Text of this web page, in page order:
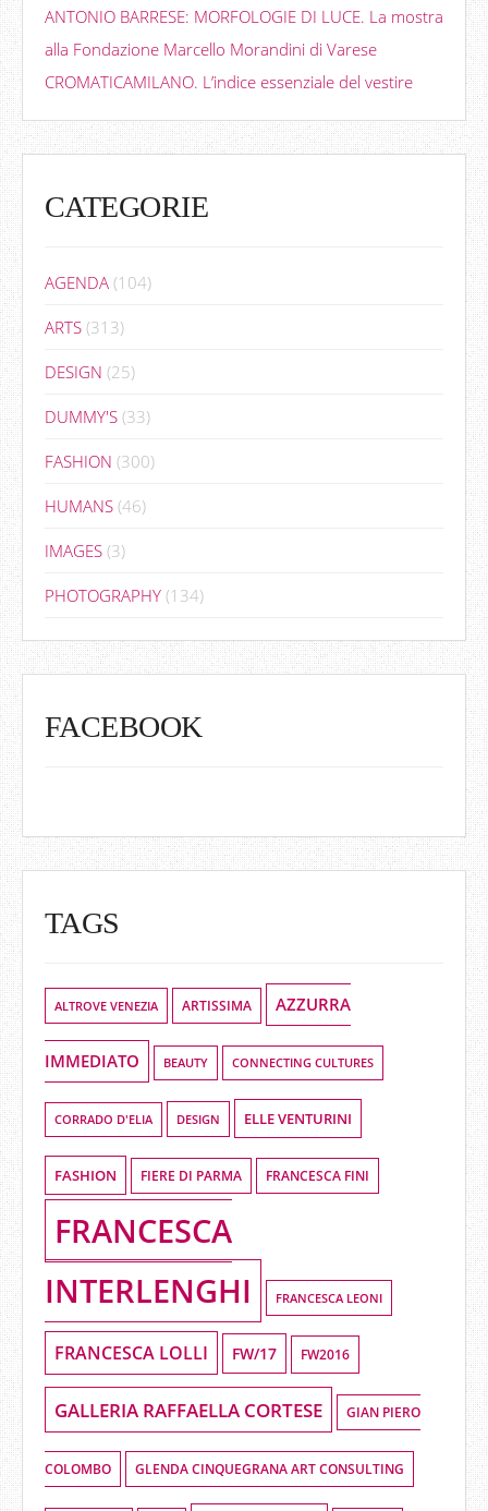
ANTONIO BARRESE: MORFOLOGIE DI LUCE. La mostra
alla Fondazione Marcello Morandini di Varese
CROMATICAMILANO. L’indice essenziale del vestire
CATEGORIE
AGENDA (104)
ARTS (313)
DESIGN (25)
DUMMY'S (33)
FASHION (300)
HUMANS (46)
IMAGES (3)
PHOTOGRAPHY (134)
FACEBOOK
TAGS
ALTROVE VENEZIA ARTISSIMA AZZURRA
IMMEDIATO BEAUTY CONNECTING CULTURES
CORRADO D'ELIA DESIGN ELLE VENTURINI
FASHION FIERE DI PARMA FRANCESCA FINI
FRANCESCA
INTERLENGHI
FRANCESCA LEONI
FRANCESCA LOLLI FW/17 FW2016
GALLERIA RAFFAELLA CORTESE GIAN PIERO
COLOMBO GLENDA CINQUEGRANA ART CONSULTING